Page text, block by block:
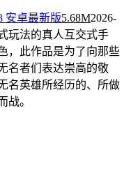
安卓最新版5.68M2026-
玩法的真人互交式手
，此作品是为了向那些
名者们表达崇高的敬
名英雄所经历的、所做
战。